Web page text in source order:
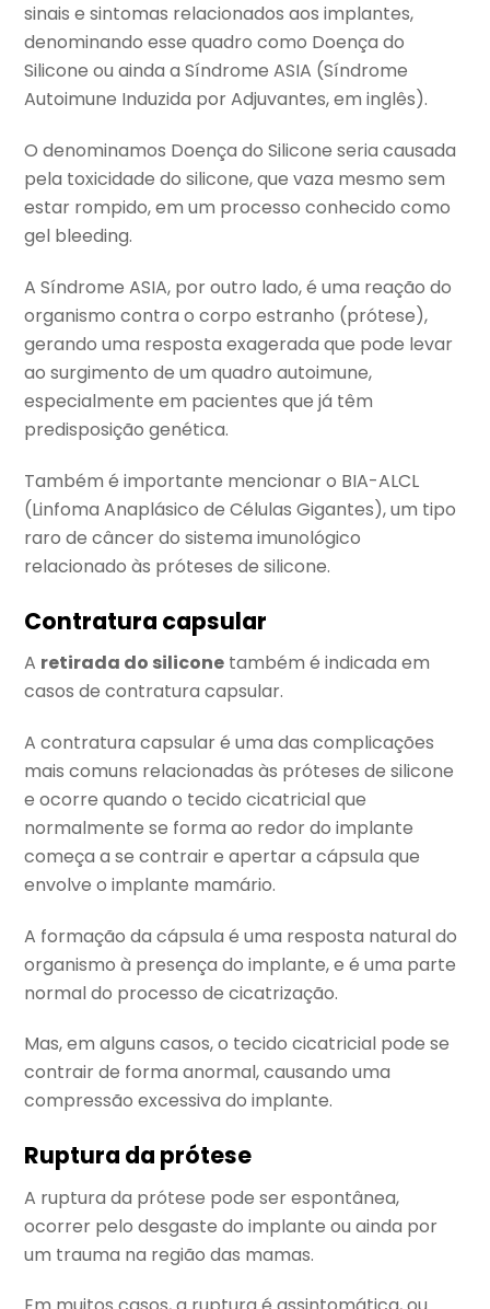
sinais e sintomas relacionados aos implantes,
denominando esse quadro como Doença do
Silicone ou ainda a Síndrome ASIA (Síndrome
Autoimune Induzida por Adjuvantes, em inglês).
O denominamos Doença do Silicone seria causada
pela toxicidade do silicone, que vaza mesmo sem
estar rompido, em um processo conhecido como
gel bleeding.
A Síndrome ASIA, por outro lado, é uma reação do
organismo contra o corpo estranho (prótese),
gerando uma resposta exagerada que pode levar
ao surgimento de um quadro autoimune,
especialmente em pacientes que já têm
predisposição genética.
Também é importante mencionar o BIA-ALCL
(Linfoma Anaplásico de Células Gigantes), um tipo
raro de câncer do sistema imunológico
relacionado às próteses de silicone.
Contratura capsular
A retirada do silicone também é indicada em
casos de contratura capsular.
A contratura capsular é uma das complicações
mais comuns relacionadas às próteses de silicone
e ocorre quando o tecido cicatricial que
normalmente se forma ao redor do implante
começa a se contrair e apertar a cápsula que
envolve o implante mamário.
A formação da cápsula é uma resposta natural do
organismo à presença do implante, e é uma parte
normal do processo de cicatrização.
Mas, em alguns casos, o tecido cicatricial pode se
contrair de forma anormal, causando uma
compressão excessiva do implante.
Ruptura da prótese
A ruptura da prótese pode ser espontânea,
ocorrer pelo desgaste do implante ou ainda por
um trauma na região das mamas.